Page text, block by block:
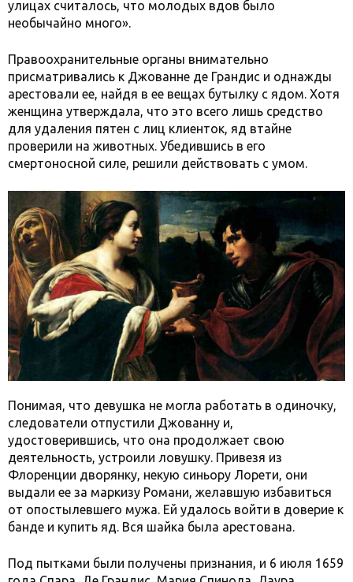
улицах считалось, что молодых вдов было
необычайно много».
Правоохранительные органы внимательно
присматривались к Джованне де Грандис и однажды
арестовали ее, найдя в ее вещах бутылку с ядом. Хотя
женщина утверждала, что это всего лишь средство
для удаления пятен с лиц клиенток, яд втайне
проверили на животных. Убедившись в его
смертоносной силе, решили действовать с умом.
Понимая, что девушка не могла работать в одиночку,
следователи отпустили Джованну и,
удостоверившись, что она продолжает свою
деятельность, устроили ловушку. Привезя из
Флоренции дворянку, некую синьору Лорети, они
выдали ее за маркизу Романи, желавшую избавиться
от опостылевшего мужа. Ей удалось войти в доверие к
банде и купить яд. Вся шайка была арестована.
Под пытками были получены признания, и 6 июля 1659